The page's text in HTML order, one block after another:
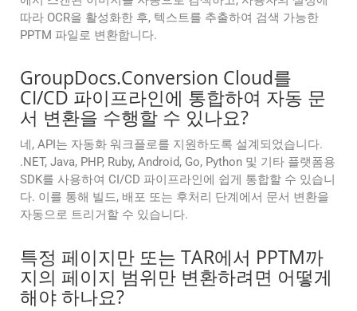
따라 OCR을 활성화한 후, 텍스트를 추출하여 검색 가능한
PPTM 파일로 변환합니다.
GroupDocs.Conversion Cloud를
CI/CD 파이프라인에 통합하여 자동 문
서 변환을 수행할 수 있나요?
네, API는 자동화 워크플로를 지원하도록 설계되었습니다.
.NET, Java, PHP, Ruby, Android, Go, Python 및 기타 플랫폼용
SDK를 사용하여 CI/CD 파이프라인에 쉽게 통합할 수 있습니
다. 이를 통해 빌드, 배포 또는 후처리 단계에서 문서 변환을
자동으로 트리거할 수 있습니다.
특정 페이지만 또는 TAR에서 PPTM까
지의 페이지 범위만 변환하려면 어떻게
해야 하나요?